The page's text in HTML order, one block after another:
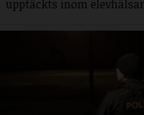
upptäckts inom